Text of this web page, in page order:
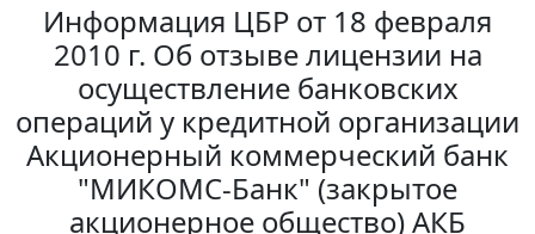
Информация ЦБР от 18 февраля
2010 г. Об отзыве лицензии на
осуществление банковских
операций у кредитной организации
Акционерный коммерческий банк
"МИКОМС-Банк" (закрытое
акционерное общество) АКБ